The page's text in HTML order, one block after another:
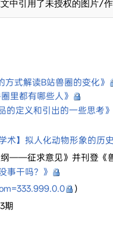
式解读B站兽圈的变化》
里都有哪些人》
的定义和引出的一些思考》
术】拟人化动物形象的历
纲——征求意见》并刊登《
事干吗？》
)
期